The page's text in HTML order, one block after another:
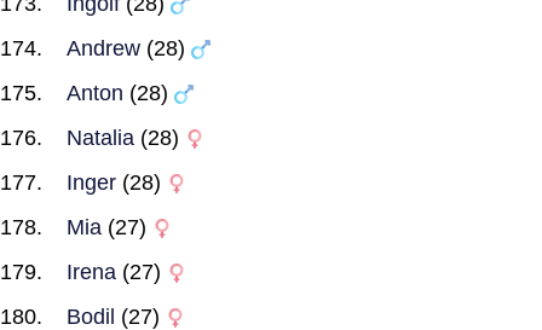
Andrew (28)
Anton (28)
Natalia (28)
Inger (28)
Mia (27)
Irena (27)
Bodil (27)